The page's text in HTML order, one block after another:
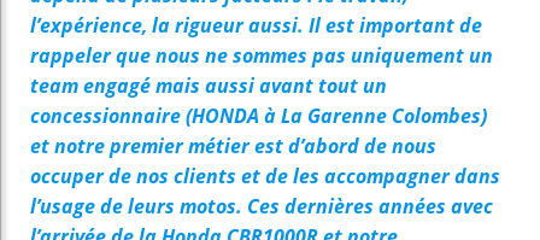
l’expérience, la rigueur aussi. Il est important de
rappeler que nous ne sommes pas uniquement un
team engagé mais aussi avant tout un
concessionnaire (HONDA à La Garenne Colombes)
et notre premier métier est d’abord de nous
occuper de nos clients et de les accompagner dans
l’usage de leurs motos. Ces dernières années avec